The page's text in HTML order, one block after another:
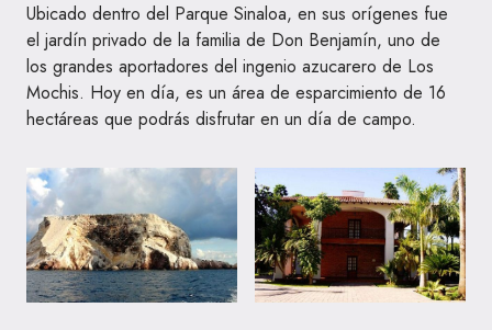
Ubicado dentro del Parque Sinaloa, en sus orígenes fue
el jardín privado de la familia de Don Benjamín, uno de
los grandes aportadores del ingenio azucarero de Los
Mochis. Hoy en día, es un área de esparcimiento de 16
hectáreas que podrás disfrutar en un día de campo.